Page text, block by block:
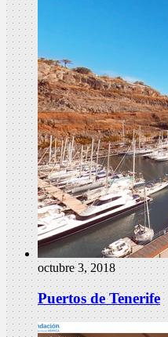
octubre 3, 2018
Puertos de Tenerife